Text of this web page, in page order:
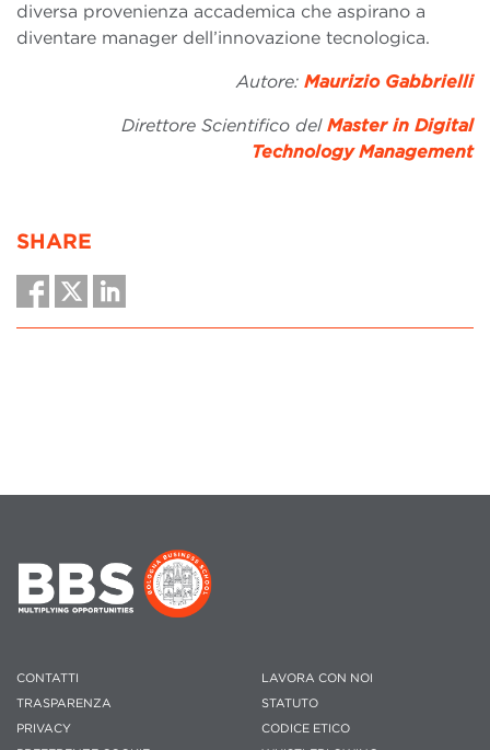
diversa provenienza accademica che aspirano a
diventare manager dell’innovazione tecnologica.
Autore: Maurizio Gabbrielli
Direttore Scientifico del Master in Digital
Technology Management
SHARE
CONTATTI
TRASPARENZA
PRIVACY
LAVORA CON NOI
STATUTO
CODICE ETICO